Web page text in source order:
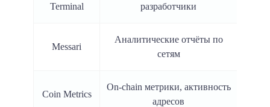
Terminal
разработчики
Messari
Аналитические отчёты по
сетям
Coin Metrics
On-chain метрики, активность
адресов